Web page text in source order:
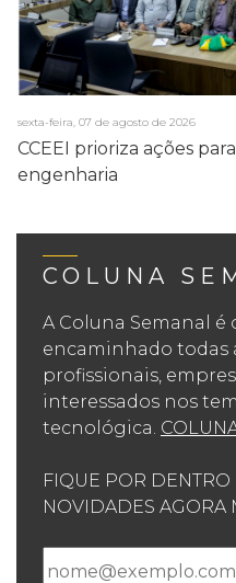
sexta-feira, 07 de agosto de 2026
CCEEI prioriza ações
engenharia
COLUNA
A Coluna Semanal é
encaminhado todas
profissionais,
interessados nos
tecnológica.
FIQUE POR DENTRO
NOVIDADES AGORA